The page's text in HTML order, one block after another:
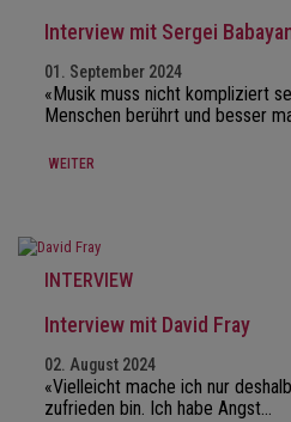
Interview mit Sergei
01. September 2024
«Musik muss nicht kompliziert
Menschen berührt und besser
WEITER
INTERVIEW
Interview mit David Fray
02. August 2024
«Vielleicht mache ich nur
zufrieden bin. Ich habe Angst…